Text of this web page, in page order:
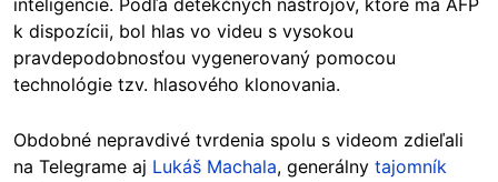
k dispozícii, bol hlas vo videu s vysokou
pravdepodobnosťou vygenerovaný pomocou
technológie tzv. hlasového klonovania.
Obdobné nepravdivé tvrdenia spolu s videom zdieľali
na Telegrame aj Lukáš Machala, generálny tajomník